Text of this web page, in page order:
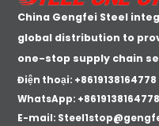
China Gengfei Steel
global distribution to
one-stop supply chain
Điện thoại: +8619138164778
WhatsApp: +8619138164778
E-mail: